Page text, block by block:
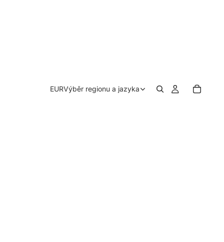
EURVýběr regionu a jazyka